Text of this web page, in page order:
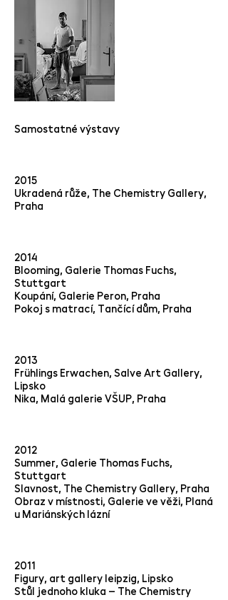
Samostatné výstavy
2015
Ukradená růže, The Chemistry Gallery,
Praha
2014
Blooming, Galerie Thomas Fuchs,
Stuttgart
Koupání, Galerie Peron, Praha
Pokoj s matrací, Tančící dům, Praha
2013
Frühlings Erwachen, Salve Art Gallery,
Lipsko
Nika, Malá galerie VŠUP, Praha
2012
Summer, Galerie Thomas Fuchs,
Stuttgart
Slavnost, The Chemistry Gallery, Praha
Obraz v místnosti, Galerie ve věži, Planá
u Mariánských lázní
2011
Figury, art gallery leipzig, Lipsko
Stůl jednoho kluka – The Chemistry